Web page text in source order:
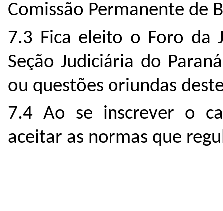
Comissão Permanente de
7.3 Fica eleito o Foro da
Seção Judiciária do
ou questões oriundas
7.4 Ao se inscrever o
aceitar as normas que